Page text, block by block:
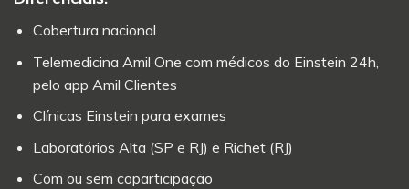
Cobertura nacional
Telemedicina Amil One com médicos do Einstein 24h,
pelo app Amil Clientes
Clínicas Einstein para exames
Laboratórios Alta (SP e RJ) e Richet (RJ)
Com ou sem coparticipação